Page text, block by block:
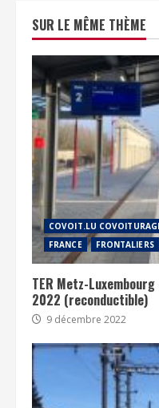
SUR LE MÊME THÈME
COVOIT.LU
FRANCE
FRONTALIERS
TER Metz-Luxembourg
2022 (reconductible)
9 décembre 2022